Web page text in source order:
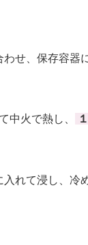
わせ、保存容器
中火で熱し、 １
れて浸し、冷